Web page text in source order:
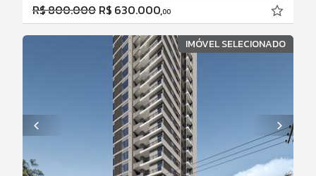
R$ 800.000 R$ 630.000,00
IMÓVEL SELECIONADO